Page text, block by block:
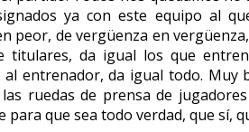
ya con este equipo al
peor, de vergüenza en
titulares, da igual los que
al entrenador, da igual todo.
ruedas de prensa de
para que sea todo verdad, que sí,